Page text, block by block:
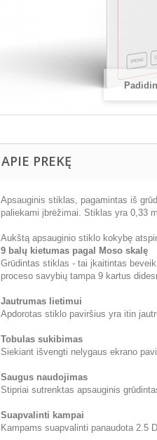
APIE PREKĘ
Apsauginis stiklas, pagamintas iš
paliekami įbrėžimai. Stiklas yra 0,33
Aukštą apsauginio stiklo kokybę
9 balų kietumas pagal Moso skalę
Grūdintas stiklas - tai įkaitintas
proceso savybių tampa 9 kartus
Jautrumas lietimui
Apdorotas stiklo paviršius yra itin
Tobulas sukibimas
Siekiant išvengti nelygaus ekrano
Saugus naudojimas
Stipriai sutrenktas apsauginis
Suapvalinti kampai
Kampams suapvalinti panaudota 2.5